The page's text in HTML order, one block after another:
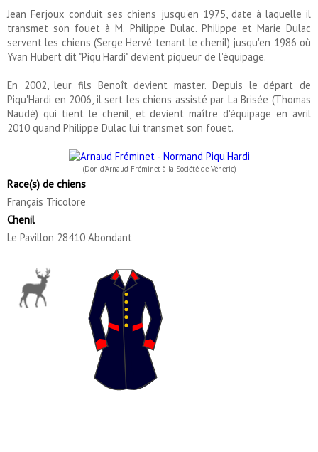
Jean Ferjoux conduit ses chiens jusqu'en 1975, date à laquelle il
transmet son fouet à M. Philippe Dulac. Philippe et Marie Dulac
servent les chiens (Serge Hervé tenant le chenil) jusqu'en 1986 où
Yvan Hubert dit "Piqu'Hardi" devient piqueur de l'équipage.
En 2002, leur fils Benoît devient master. Depuis le départ de
Piqu'Hardi en 2006, il sert les chiens assisté par La Brisée (Thomas
Naudé) qui tient le chenil, et devient maître d'équipage en avril
2010 quand Philippe Dulac lui transmet son fouet.
(Don d'Arnaud Fréminet à la Société de Vènerie)
Race(s) de chiens
Français Tricolore
Chenil
Le Pavillon 28410 Abondant